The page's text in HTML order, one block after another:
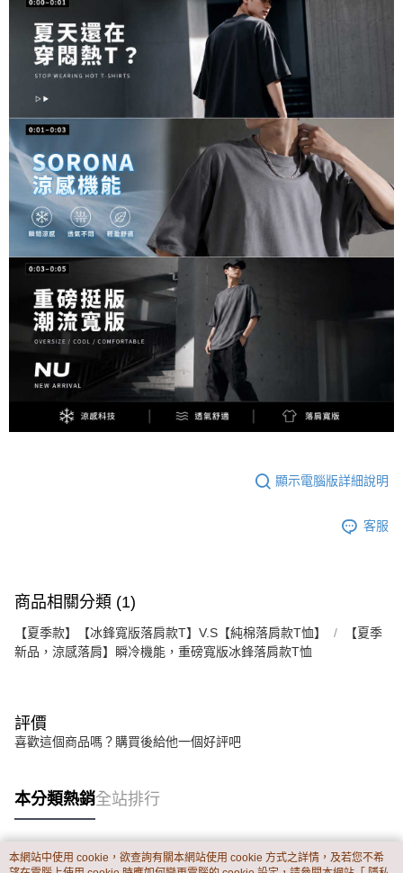
顯示電腦版詳細說明
客服
商品相關分類 (1)
【夏季款】【冰鋒寬版落肩款T】V.S【純棉落肩款T恤】
【夏季
新品，涼感落肩】瞬冷機能，重磅寬版冰鋒落肩款T恤
評價
喜歡這個商品嗎？購買後給他一個好評吧
本分類熱銷全站排行
熱門標籤
本網站中使用 cookie，欲查詢有關本網站使用 cookie 方式之詳情，及若您不希